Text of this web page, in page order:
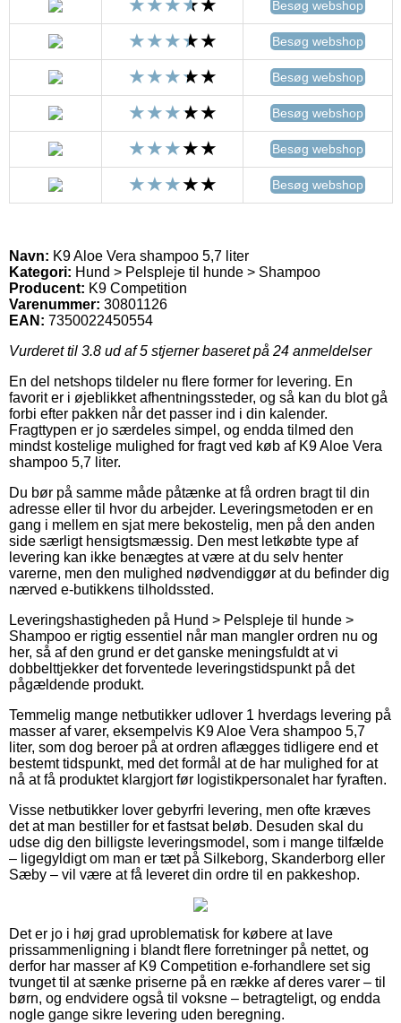
Besøg webshop
Besøg webshop
Besøg webshop
Besøg webshop
Besøg webshop
Besøg webshop
Navn: K9 Aloe Vera shampoo 5,7 liter
Kategori: Hund > Pelspleje til hunde > Shampoo
Producent: K9 Competition
Varenummer: 30801126
EAN: 7350022450554
Vurderet til 3.8 ud af 5 stjerner baseret på 24 anmeldelser
En del netshops tildeler nu flere former for levering. En
favorit er i øjeblikket afhentningssteder, og så kan du blot gå
forbi efter pakken når det passer ind i din kalender.
Fragttypen er jo særdeles simpel, og endda tilmed den
mindst kostelige mulighed for fragt ved køb af K9 Aloe Vera
shampoo 5,7 liter.
Du bør på samme måde påtænke at få ordren bragt til din
adresse eller til hvor du arbejder. Leveringsmetoden er en
gang i mellem en sjat mere bekostelig, men på den anden
side særligt hensigtsmæssig. Den mest letkøbte type af
levering kan ikke benægtes at være at du selv henter
varerne, men den mulighed nødvendiggør at du befinder dig
nærved e-butikkens tilholdssted.
Leveringshastigheden på Hund > Pelspleje til hunde >
Shampoo er rigtig essentiel når man mangler ordren nu og
her, så af den grund er det ganske meningsfuldt at vi
dobbelttjekker det forventede leveringstidspunkt på det
pågældende produkt.
Temmelig mange netbutikker udlover 1 hverdags levering på
masser af varer, eksempelvis K9 Aloe Vera shampoo 5,7
liter, som dog beroer på at ordren aflægges tidligere end et
bestemt tidspunkt, med det formål at de har mulighed for at
nå at få produktet klargjort før logistikpersonalet har fyraften.
Visse netbutikker lover gebyrfri levering, men ofte kræves
det at man bestiller for et fastsat beløb. Desuden skal du
udse dig den billigste leveringsmodel, som i mange tilfælde
– ligegyldigt om man er tæt på Silkeborg, Skanderborg eller
Sæby – vil være at få leveret din ordre til en pakkeshop.
Det er jo i høj grad uproblematisk for købere at lave
prissammenligning i blandt flere forretninger på nettet, og
derfor har masser af K9 Competition e-forhandlere set sig
tvunget til at sænke priserne på en række af deres varer – til
børn, og endvidere også til voksne – betragteligt, og endda
nogle gange sikre levering uden beregning.